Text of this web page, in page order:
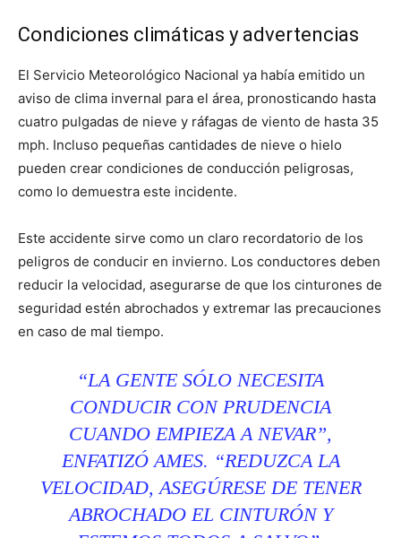
Condiciones climáticas y advertencias
El Servicio Meteorológico Nacional ya había emitido un
aviso de clima invernal para el área, pronosticando hasta
cuatro pulgadas de nieve y ráfagas de viento de hasta 35
mph. Incluso pequeñas cantidades de nieve o hielo
pueden crear condiciones de conducción peligrosas,
como lo demuestra este incidente.
Este accidente sirve como un claro recordatorio de los
peligros de conducir en invierno. Los conductores deben
reducir la velocidad, asegurarse de que los cinturones de
seguridad estén abrochados y extremar las precauciones
en caso de mal tiempo.
“LA GENTE SÓLO NECESITA
CONDUCIR CON PRUDENCIA
CUANDO EMPIEZA A NEVAR”,
ENFATIZÓ AMES. “REDUZCA LA
VELOCIDAD, ASEGÚRESE DE TENER
ABROCHADO EL CINTURÓN Y